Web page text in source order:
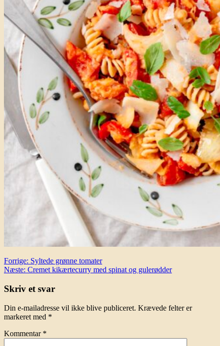
Indlægsnavigation
Forrige: Syltede grønne tomater
Næste: Cremet kikærtecurry med spinat og gulerødder
Skriv et svar
Din e-mailadresse vil ikke blive publiceret. Krævede felter er
markeret med *
Kommentar *